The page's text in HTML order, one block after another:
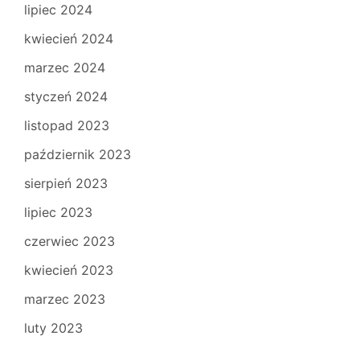
lipiec 2024
kwiecień 2024
marzec 2024
styczeń 2024
listopad 2023
październik 2023
sierpień 2023
lipiec 2023
czerwiec 2023
kwiecień 2023
marzec 2023
luty 2023